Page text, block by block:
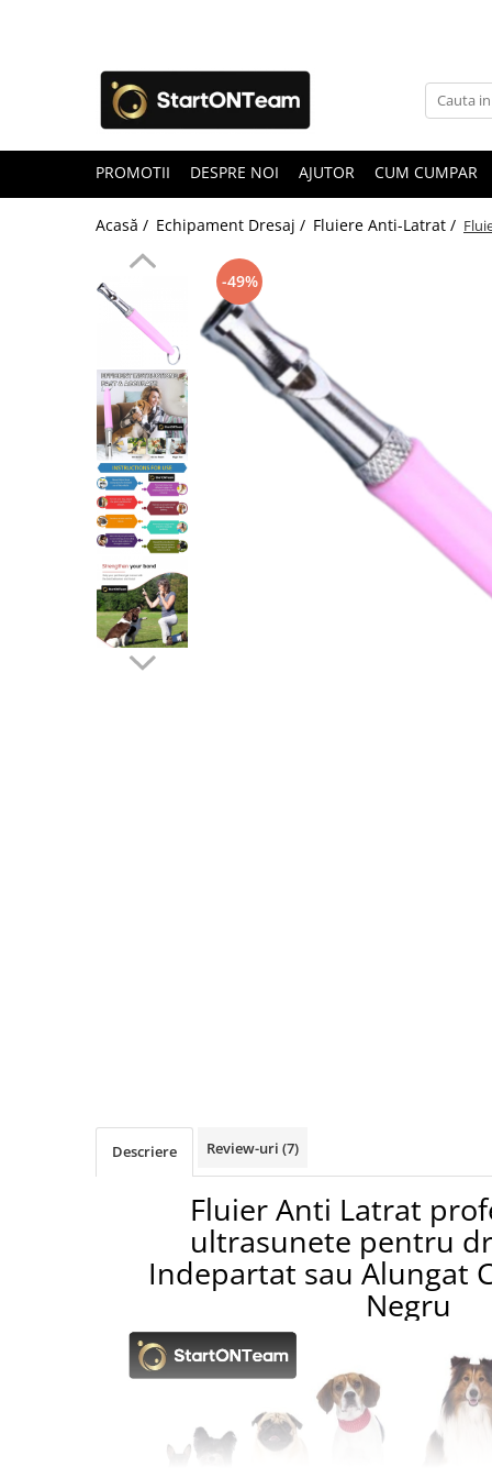
Promotii
Autoaparare & Siguranta Personala
Spray de autoaparare
Articole Copii
Irigatoare Nazale
Pre Lingurite Diversificare
GPS Tracker
Camere de Supraveghere
Camera Vanatoare
Camere Auto
Camere Exterior
Camere Interior
Camere Spion
Control Acces & Accesorii
Interfoane Video
Ortopedie si Orteze
Produse ingrijire personala
PROMOTII DESPRE NOI AJUTOR CUM CUMPAR
Acasă / Echipament Dresaj / Fluiere Anti-Latrat /
-49%
Descriere Review-uri (7)
Fluier Anti Latrat
ultrasunete pentru
Indepartat sau Alungat
Negru